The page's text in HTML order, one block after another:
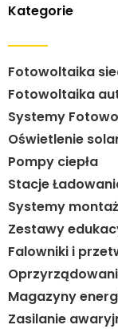
Kategorie
Fotowoltaika
Fotowoltaika
Systemy
Oświetlenie
Pompy ciepła
Stacje
Systemy
Zestawy
Falowniki i
Magazyny
Zasilanie